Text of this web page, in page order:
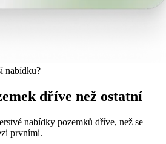
nabídku?
dříve než ostatní
nabídky pozemků dříve, než se
prvními.